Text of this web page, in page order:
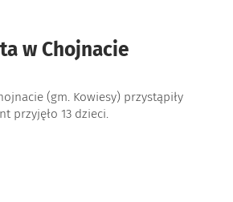
w Chojnacie
(gm. Kowiesy) przystąpiły
przyjęło 13 dzieci.